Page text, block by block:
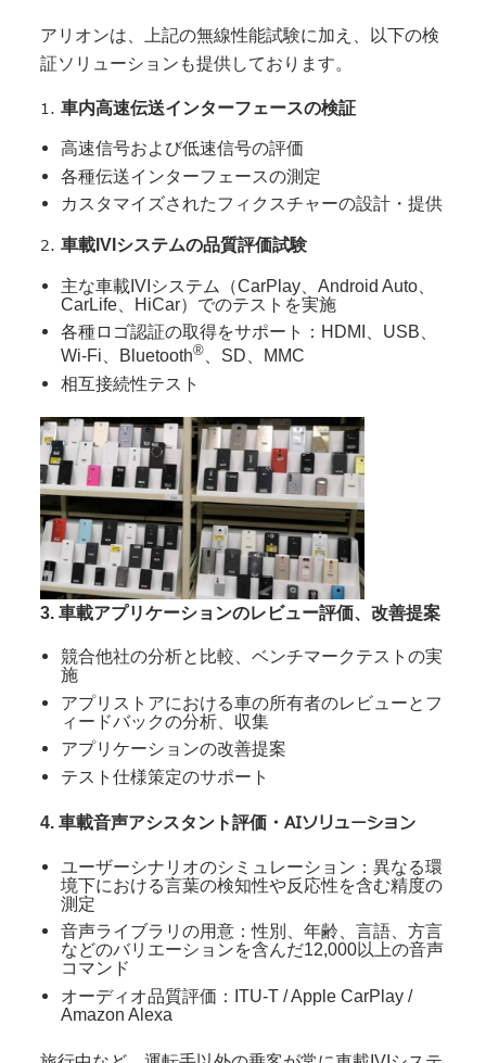
アリオンは、上記の無線性能試験に加え、以下の検
証ソリューションも提供しております。
車内高速伝送インターフェースの検証
高速信号および低速信号の評価
各種伝送インターフェースの測定
カスタマイズされたフィクスチャーの設計・提供
車載IVI システムの品質評価試験
主な車載IVIシステム（CarPlay、Android Auto、
CarLife、HiCar）でのテストを実施
各種ロゴ認証の取得をサポート：HDMI、USB、
Wi-Fi、Bluetooth®、SD、MMC
相互接続性テスト
3. 車載アプリケーションのレビュー評価、改善提案
競合他社の分析と比較、ベンチマークテストの実
施
アプリストアにおける車の所有者のレビューとフ
ィードバックの分析、収集
アプリケーションの改善提案
テスト仕様策定のサポート
4. 車載音声アシスタント評価・AIソリューション
ユーザーシナリオのシミュレーション：異なる環
境下における言葉の検知性や反応性を含む精度の
測定
音声ライブラリの用意：性別、年齢、言語、方言
などのバリエーションを含んだ12,000以上の音声
コマンド
オーディオ品質評価：ITU-T / Apple CarPlay /
Amazon Alexa